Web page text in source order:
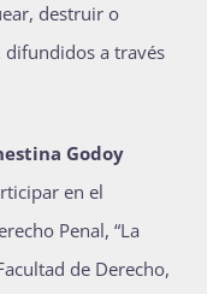
destruir o
difundidos a través
Godoy
en el
Penal, “La
de Derecho,